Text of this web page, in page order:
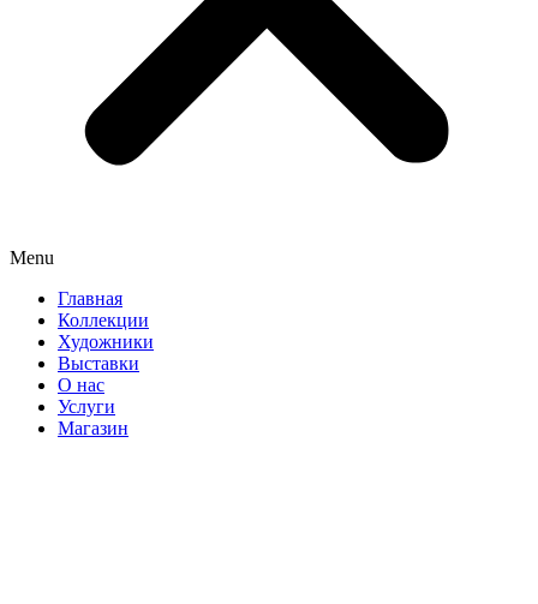
Menu
Главная
Коллекции
Художники
Выставки
О нас
Услуги
Магазин